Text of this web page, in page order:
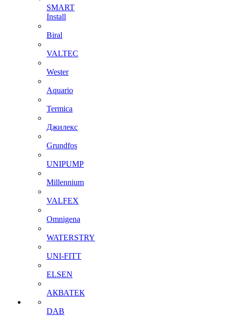
SMART
Install
Biral
VALTEC
Wester
Aquario
Termica
Джилекс
Grundfos
UNIPUMP
Millennium
VALFEX
Omnigena
WATERSTRY
UNI-FITT
ELSEN
АКВАТЕК
DAB